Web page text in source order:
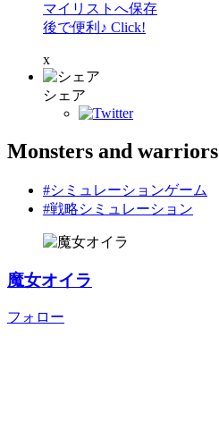
マイリストへ保存
後で便利♪ Click!
x
シェア
Monsters and warriors
#シミュレーションゲーム
#戦略シミュレーション
魔女オイラ
フォロー